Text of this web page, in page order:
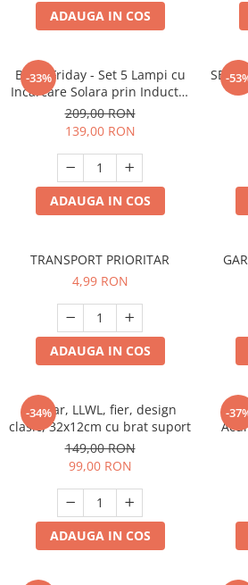
ADAUGA IN COS
-33%
Black Friday - Set 5 Lampi cu
Incarcare Solara prin Inductie
160 LED-uri COB,
telecomanda
209,00 RON
139,00 RON
ADAUGA IN COS
-
SET
TRANSPORT PRIORITAR
4,99 RON
ADAUGA IN COS
-34%
Felinar, LLWL, fier, design
clasic, 32x12cm cu brat suport
149,00 RON
99,00 RON
ADAUGA IN COS
-
RPM